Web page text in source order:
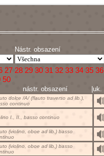
Nástr. obsazení
27 28 29 30 31 32 33 34 35 36
50
obsazení |uk.
dolce /A/ (flauto traverso ad lib.),
continuo
I., II., basso continuo
(violino, oboe ad lib.) basso
(violino, oboe ad lib.) basso